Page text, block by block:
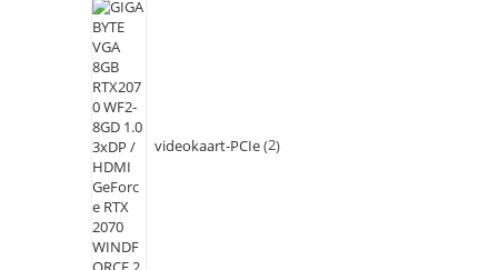
videokaart-PCIe 2